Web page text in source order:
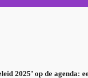
2025’ op de agenda: